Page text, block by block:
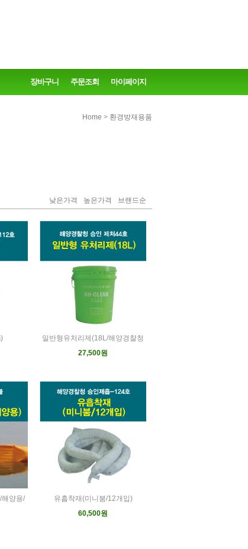
장바구니 주문조회 마이페이지
Home > 환경방재용품
낮은가격 높은가격 브랜드순
일반형유처리제(18L/해양경찰청
27,500원
해양용/
유흡착재(미니붐/12개입)
60,500원